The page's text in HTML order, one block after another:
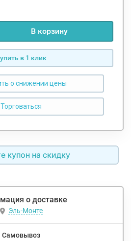
В корзину
в 1 клик
о снижении цены
купон на скидку
о доставке
Эль-Монте
Самовывоз